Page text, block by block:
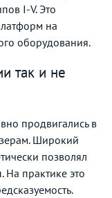
I-V. Это
на
оборудования.
так и не
продвигались в
Широкий
позволял
На практике это